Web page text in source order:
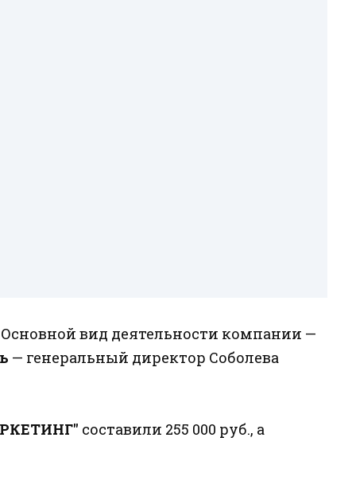
Основной вид деятельности компании —
— генеральный директор Соболева
составили 255 000 руб., а